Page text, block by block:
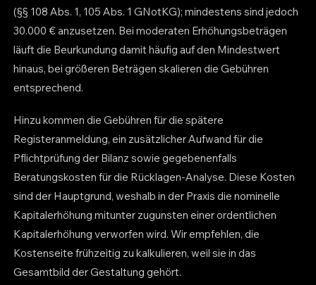
(§§ 108 Abs. 1, 105 Abs. 1 GNotKG); mindestens sind jedoch
30.000 € anzusetzen. Bei moderaten Erhöhungsbeträgen
läuft die Beurkundung damit häufig auf den Mindestwert
hinaus, bei größeren Beträgen skalieren die Gebühren
entsprechend.
Hinzu kommen die Gebühren für die spätere
Registeranmeldung, ein zusätzlicher Aufwand für die
Pflichtprüfung der Bilanz sowie gegebenenfalls
Beratungskosten für die Rücklagen-Analyse. Diese Kosten
sind der Hauptgrund, weshalb in der Praxis die nominelle
Kapitalerhöhung mitunter zugunsten einer ordentlichen
Kapitalerhöhung verworfen wird. Wir empfehlen, die
Kostenseite frühzeitig zu kalkulieren, weil sie in das
Gesamtbild der Gestaltung gehört.